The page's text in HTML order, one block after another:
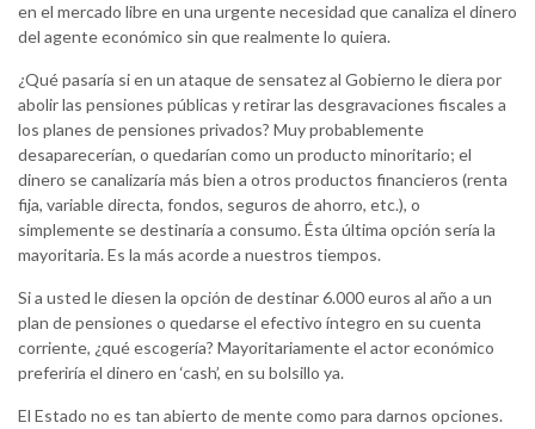
en el mercado libre en una urgente necesidad que canaliza el dinero
del agente económico sin que realmente lo quiera.
¿Qué pasaría si en un ataque de sensatez al Gobierno le diera por
abolir las pensiones públicas y retirar las desgravaciones fiscales a
los planes de pensiones privados? Muy probablemente
desaparecerían, o quedarían como un producto minoritario; el
dinero se canalizaría más bien a otros productos financieros (renta
fija, variable directa, fondos, seguros de ahorro, etc.), o
simplemente se destinaría a consumo. Ésta última opción sería la
mayoritaria. Es la más acorde a nuestros tiempos.
Si a usted le diesen la opción de destinar 6.000 euros al año a un
plan de pensiones o quedarse el efectivo íntegro en su cuenta
corriente, ¿qué escogería? Mayoritariamente el actor económico
preferiría el dinero en ‘cash’, en su bolsillo ya.
El Estado no es tan abierto de mente como para darnos opciones.